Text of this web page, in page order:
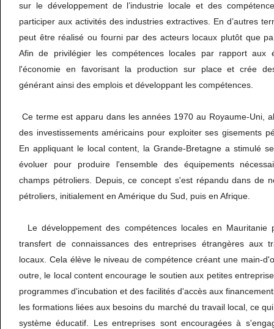
sur le développement de l’industrie locale et des
participer aux activités des industries extractives. En d’autres
peut être réalisé ou fourni par des acteurs locaux plutôt que
Afin de privilégier les compétences locales par rapport aux
l'économie en favorisant la production sur place et crée
générant ainsi des emplois et développant les compétences.
Ce terme est apparu dans les années 1970 au Royaume-Uni,
des investissements américains pour exploiter ses gisements
En appliquant le local content, la Grande-Bretagne a stimulé
évoluer pour produire l'ensemble des équipements
champs pétroliers. Depuis, ce concept s'est répandu dans de
pétroliers, initialement en Amérique du Sud, puis en Afrique.
Le développement des compétences locales en Mauritanie
transfert de connaissances des entreprises étrangères aux
locaux. Cela élève le niveau de compétence créant une main-
outre, le local content encourage le soutien aux petites
programmes d'incubation et des facilités d'accès aux
les formations liées aux besoins du marché du travail local, ce
système éducatif. Les entreprises sont encouragées à